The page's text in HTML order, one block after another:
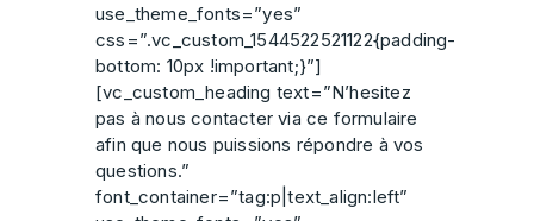
use_theme_fonts=”yes”
css=”.vc_custom_1544522521122{padding-
bottom: 10px !important;}”]
[vc_custom_heading text=”N’hesitez
pas à nous contacter via ce formulaire
afin que nous puissions répondre à vos
questions.”
font_container=”tag:p|text_align:left”